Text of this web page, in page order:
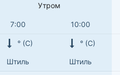
Утром
7:00 10:00
° (С) ° (С)
Штиль Штиль